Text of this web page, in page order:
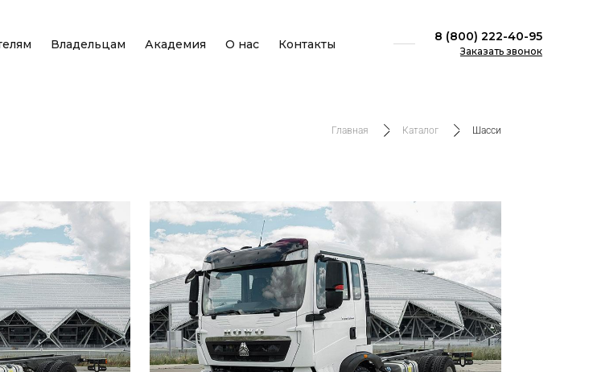
Владельцам Академия О нас Контакты
8 (800) 222-40-95
Заказать звонок
Главная Каталог Шасси